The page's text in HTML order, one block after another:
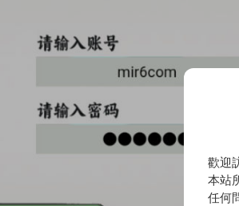
歡迎
本站
任何